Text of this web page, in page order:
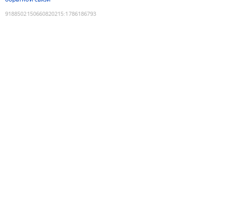
9188502150660820215:1786186793